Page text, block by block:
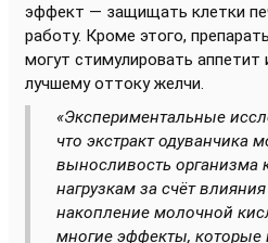
эффект — защищать клетки
работу. Кроме этого,
могут стимулировать аппетит
лучшему оттоку желчи.
«Экспериментальные
что экстракт одуванчика
выносливость организма
нагрузкам за счёт
накопление молочной
многие эффекты, которые